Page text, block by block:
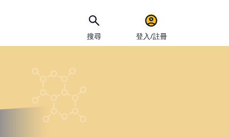
搜尋 登入/註冊